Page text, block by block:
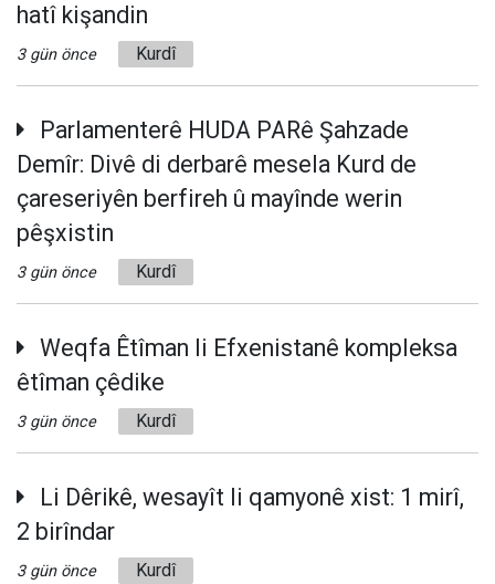
hatî kişandin
3 gün önce Kurdî
Parlamenterê HUDA PARê Şahzade
Demîr: Divê di derbarê mesela Kurd de
çareseriyên berfireh û mayînde werin
pêşxistin
3 gün önce Kurdî
Weqfa Êtîman li Efxenistanê kompleksa
êtîman çêdike
3 gün önce Kurdî
Li Dêrikê, wesayît li qamyonê xist: 1 mirî,
2 birîndar
3 gün önce Kurdî